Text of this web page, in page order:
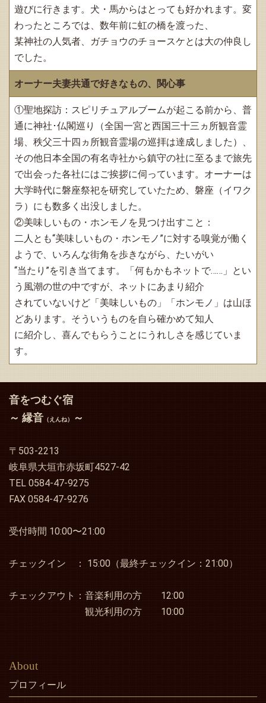
遊びに行きます。犬・馬からはとっても好かれます。変
わったところでは、数年前に虹の橋を渡った、
某神社の人気者、ガチョウのチョースケとは大の仲良し
でした。
オーナー夫妻共通で好きなもの、関心事
①聖地探訪：スピリチュアルブームが起こる前から、普
通に神社･仏閣巡り（全国一宮と西国三十三ヵ所観音霊
場、秩父三十四ヵ所観音霊場の巡拝は達成しました）、
その他日本全国の有名寺社から鎮守の社に至るまで旅先
で出会った各社にはご挨拶に伺っています。オーナーは
大学時代に磐座祭祀を研究していたため、磐座（イワク
ラ）にも数多く出没しました。
②美味しいもの・ホンモノを見つけ出すこと：
二人とも“美味しいもの・ホンモノ”に対する嗅覚が働く
ようで、いろんな街角を歩きながら、たいがい
“当たり”を引き当てます。「何もかもネットで……」とい
う風潮の世の中ですが、ネットにあまり紹介
されていないけど「美味しいもの」「ホンモノ」は山ほ
どあります。そういうものを自ら確かめて知人
に紹介し、喜んでもらうことにうれしさを感じていま
す。
音をつむぐ宿
～ 縁音 （えんね） ～
〒503-2213
岐阜県大垣市赤坂町4527-42
TEL 0584-47-9275
FAX 0584-47-9276
受付時間 10:00〜21:00
チェックイン ： 15:00（最終チェックイン：21:00）
チェックアウト：音楽利用の方 12:00
観光利用の方 10:00
About
プロフィール